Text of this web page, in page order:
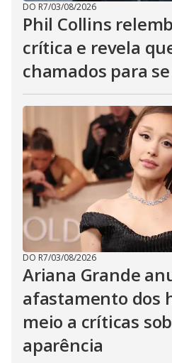
DO R7/03/08/2026
Phil Collins
crítica e revela
chamados para
DO R7/03/08/2026
Ariana Grande
afastamento dos
meio a críticas
aparência